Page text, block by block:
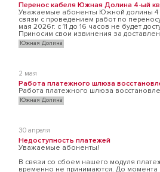
Перенос кабеля Южная Долина 4-ый
Уважаемые абоненты Южной долины 4
связи с проведением работ по
мая 2026г. с 11 до 16 часов не будет
Приносим свои извинения за
Южная Долина
2 мая
Работа платежного шлюза
Работа платежного шлюза
Южная Долина
30 апреля
Недоступность платежей
Уважаемые абоненты!
В связи со сбоем нашего модуля
временно не принимаются. До момента